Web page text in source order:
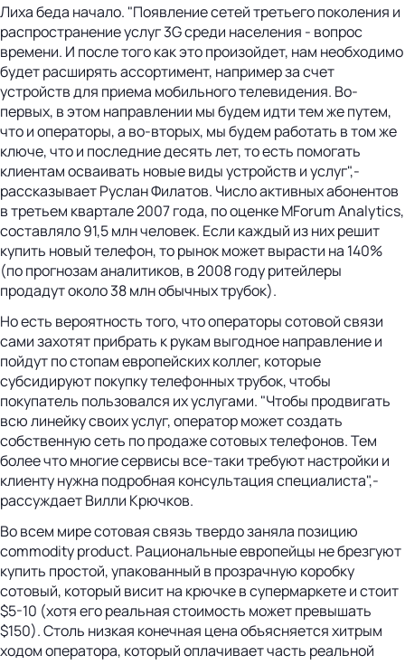
Лиха беда начало. "Появление сетей третьего поколения и
распространение услуг 3G среди населения - вопрос
времени. И после того как это произойдет, нам необходимо
будет расширять ассортимент, например за счет
устройств для приема мобильного телевидения. Во-
первых, в этом направлении мы будем идти тем же путем,
что и операторы, а во-вторых, мы будем работать в том же
ключе, что и последние десять лет, то есть помогать
клиентам осваивать новые виды устройств и услуг",-
рассказывает Руслан Филатов. Число активных абонентов
в третьем квартале 2007 года, по оценке MForum Analytics,
составляло 91,5 млн человек. Если каждый из них решит
купить новый телефон, то рынок может вырасти на 140%
(по прогнозам аналитиков, в 2008 году ритейлеры
продадут около 38 млн обычных трубок).
Но есть вероятность того, что операторы сотовой связи
сами захотят прибрать к рукам выгодное направление и
пойдут по стопам европейских коллег, которые
субсидируют покупку телефонных трубок, чтобы
покупатель пользовался их услугами. "Чтобы продвигать
всю линейку своих услуг, оператор может создать
собственную сеть по продаже сотовых телефонов. Тем
более что многие сервисы все-таки требуют настройки и
клиенту нужна подробная консультация специалиста",-
рассуждает Вилли Крючков.
Во всем мире сотовая связь твердо заняла позицию
commodity product. Рациональные европейцы не брезгуют
купить простой, упакованный в прозрачную коробку
сотовый, который висит на крючке в супермаркете и стоит
$5-10 (хотя его реальная стоимость может превышать
$150). Столь низкая конечная цена объясняется хитрым
ходом оператора, который оплачивает часть реальной